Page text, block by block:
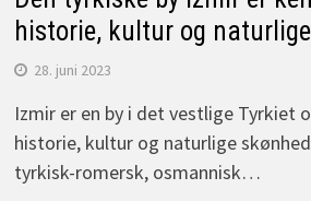
historie, kultur og
28. juni 2023
Izmir er en by i det vestlige Tyrkiet
historie, kultur og naturlige
tyrkisk-romersk, osmannisk…